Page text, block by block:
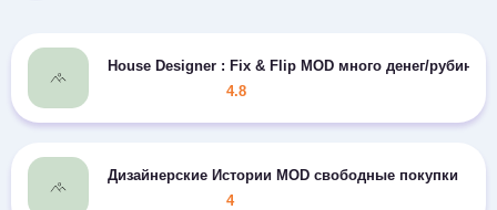
House Designer : Fix & Flip MOD много денег/рубинов
4.8
Дизайнерские Истории MOD свободные покупки
4